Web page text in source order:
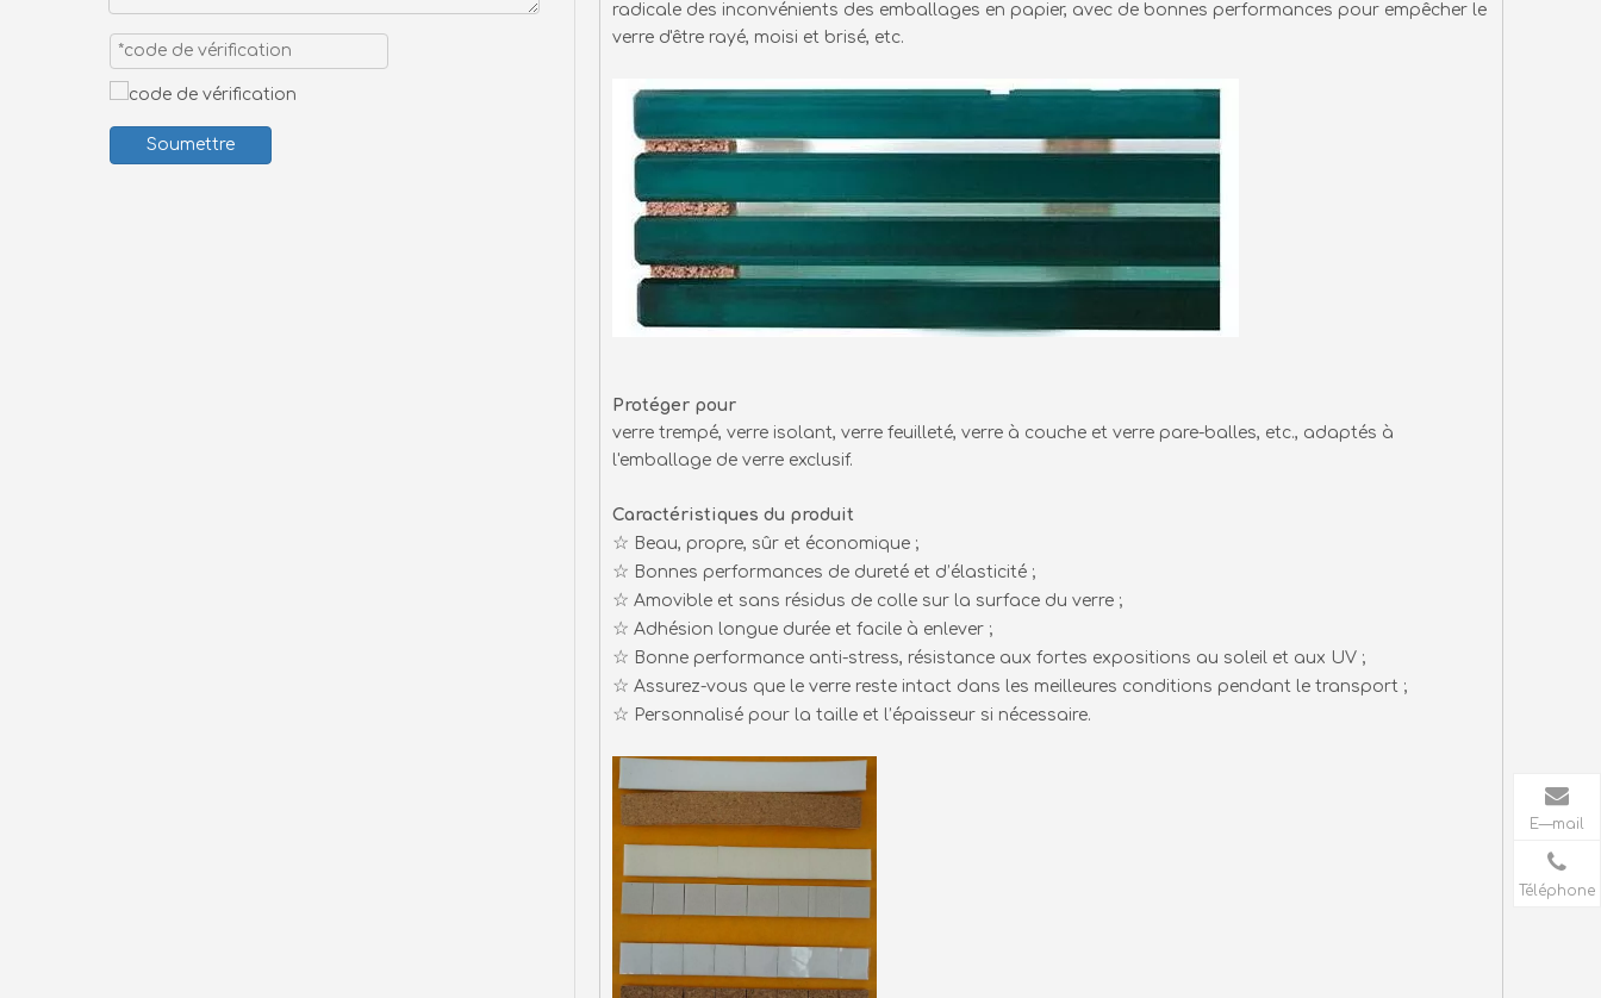
Soumettre
radicale des inconvénients des emballages en papier, avec de bonnes performances pour empêcher le
verre d'être rayé, moisi et brisé, etc.
Protéger pour
verre trempé, verre isolant, verre feuilleté, verre à couche et verre pare-balles, etc., adaptés à
l'emballage de verre exclusif.
Caractéristiques du produit
☆ Beau, propre, sûr et économique ;
☆ Bonnes performances de dureté et d’élasticité ;
☆ Amovible et sans résidus de colle sur la surface du verre ;
☆ Adhésion longue durée et facile à enlever ;
☆ Bonne performance anti-stress, résistance aux fortes expositions au soleil et aux UV ;
☆ Assurez-vous que le verre reste intact dans les meilleures conditions pendant le transport ;
☆ Personnalisé pour la taille et l’épaisseur si nécessaire.
E—mail
Téléphone